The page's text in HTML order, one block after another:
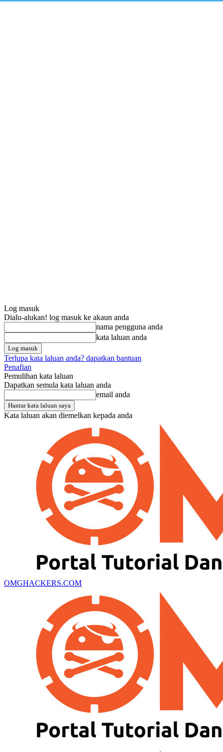
Log masuk
Dialu-alukan! log masuk ke akaun anda
nama pengguna anda
kata laluan anda
Terlupa kata laluan anda? dapatkan bantuan
Penafian
Pemulihan kata laluan
Dapatkan semula kata laluan anda
email anda
Kata laluan akan diemelkan kepada anda
OMGHACKERS.COM